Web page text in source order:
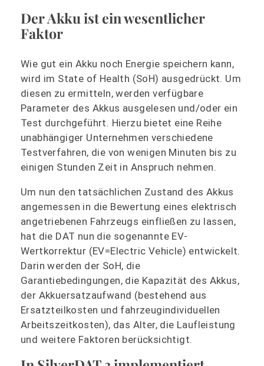
Der Akku ist ein wesentlicher
Faktor
Wie gut ein Akku noch Energie speichern kann,
wird im State of Health (SoH) ausgedrückt. Um
diesen zu ermitteln, werden verfügbare
Parameter des Akkus ausgelesen und/oder ein
Test durchgeführt. Hierzu bietet eine Reihe
unabhängiger Unternehmen verschiedene
Testverfahren, die von wenigen Minuten bis zu
einigen Stunden Zeit in Anspruch nehmen.
Um nun den tatsächlichen Zustand des Akkus
angemessen in die Bewertung eines elektrisch
angetriebenen Fahrzeugs einfließen zu lassen,
hat die DAT nun die sogenannte EV-
Wertkorrektur (EV=Electric Vehicle) entwickelt.
Darin werden der SoH, die
Garantiebedingungen, die Kapazität des Akkus,
der Akkuersatzaufwand (bestehend aus
Ersatzteilkosten und fahrzeugindividuellen
Arbeitszeitkosten), das Alter, die Laufleistung
und weitere Faktoren berücksichtigt.